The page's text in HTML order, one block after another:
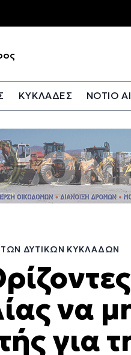
ΚΥΚΛΑΔΕΣ ΝΟΤΙΟ
ΔΥΤΙΚΏΝ ΚΥΚΛΆΔΩΝ
να
για